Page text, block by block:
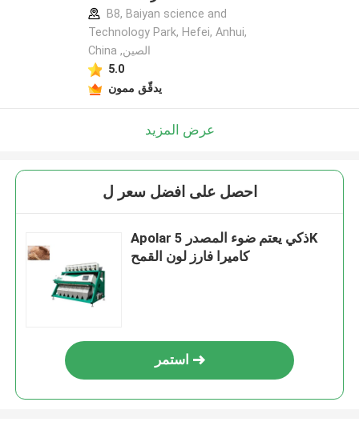
B8, Baiyan science and
Technology Park, Hefei, Anhui,
China ,الصين
5.0
يدقّق ممون
عرض المزيد
احصل على افضل سعر ل
Apolar ذكي يعتم ضوء المصدر 5K
كاميرا فارز لون القمح
استمر